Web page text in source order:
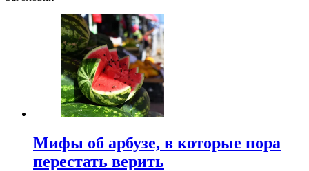
Мифы об арбузе, в которые пора
перестать верить